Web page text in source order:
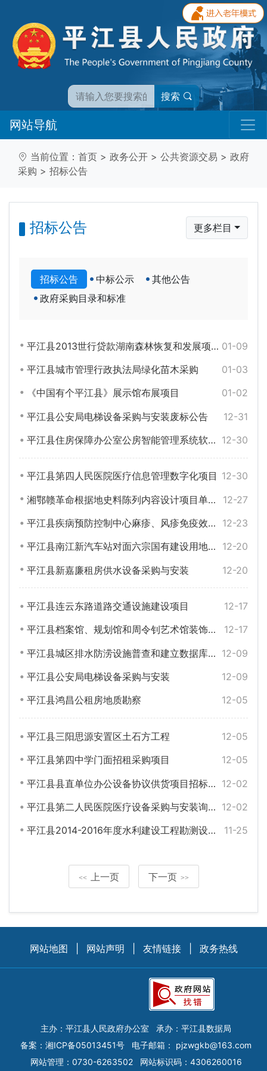
搜索
网站导航
当前位置： 首页 > 政务公开 > 公共资源交易 > 政府
采购 > 招标公告
招标公告 更多栏目
招标公告 中标公示
其他公告
政府采购目录和标准
01-09
平江县2013世行贷款湖南森林恢复和发展项目规划设计单一来源采购公告
01-03
平江县城市管理行政执法局绿化苗木采购
01-02
《中国有个平江县》展示馆布展项目
12-31
平江县公安局电梯设备采购与安装废标公告
12-30
平江县住房保障办公室公房智能管理系统软件开发项目
12-30
平江县第四人民医院医疗信息管理数字化项目
12-27
湘鄂赣革命根据地史料陈列内容设计项目单一来源采购公告
12-23
平江县疾病预防控制中心麻疹、风疹免疫效果监测试剂盒采购招标公告
12-20
平江县南江新汽车站对面六宗国有建设用地使用权拍卖公告
12-20
平江县新嘉廉租房供水设备采购与安装
12-17
平江县连云东路道路交通设施建设项目
12-17
平江县档案馆、规划馆和周令钊艺术馆装饰装修设计项目单一来源采购公告
12-09
平江县城区排水防涝设施普查和建立数据库项目
12-09
平江县公安局电梯设备采购与安装
12-05
平江县鸿昌公租房地质勘察
12-05
平江县三阳思源安置区土石方工程
12-05
平江县第四中学门面招租采购项目
12-02
平江县县直单位办公设备协议供货项目招标公告
12-02
平江县第二人民医院医疗设备采购与安装询价公告
11-25
平江县2014-2016年度水利建设工程勘测设计、监理、质量检测协议服务采购项目
<< 上一页 下一页 >>
网站地图 网站声明 友情链接 政务热线
主办：平江县人民政府办公室
承办：平江县数据局
备案： 湘ICP备05013451号 电子邮箱： pjzwgkb@163.com
网站管理：0730-6263502
网站标识码：4306260016